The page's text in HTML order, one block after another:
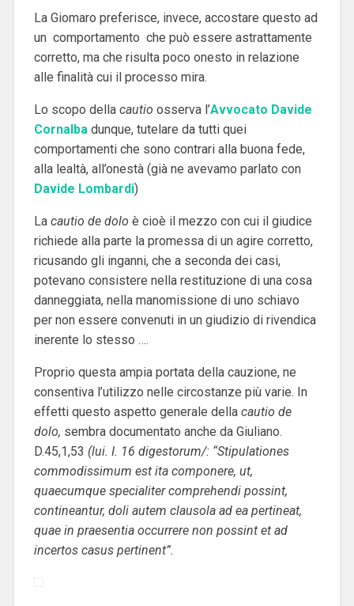
La Giomaro preferisce, invece, accostare questo ad
un comportamento che può essere astrattamente
corretto, ma che risulta poco onesto in relazione
alle finalità cui il processo mira.
Lo scopo della cautio osserva l’Avvocato Davide
Cornalba dunque, tutelare da tutti quei
comportamenti che sono contrari alla buona fede,
alla lealtà, all’onestà (già ne avevamo parlato con
Davide Lombardi)
La cautio de dolo è cioè il mezzo con cui il giudice
richiede alla parte la promessa di un agire corretto,
ricusando gli inganni, che a seconda dei casi,
potevano consistere nella restituzione di una cosa
danneggiata, nella manomissione di uno schiavo
per non essere convenuti in un giudizio di rivendica
inerente lo stesso ….
Proprio questa ampia portata della cauzione, ne
consentiva l’utilizzo nelle circostanze più varie. In
effetti questo aspetto generale della cautio de
dolo, sembra documentato anche da Giuliano.
D.45,1,53 (lui. I. 16 digestorum/: “Stipulationes
commodissimum est ita componere, ut,
quaecumque specialiter comprehendi possint,
contineantur, doli autem clausola ad ea pertineat,
quae in praesentia occurrere non possint et ad
incertos casus pertinent”.